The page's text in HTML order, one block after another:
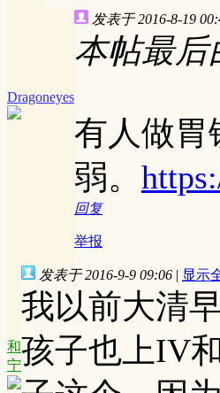
Dragoneyes
发表于 2016-8-19
本帖最后
有人做胃
弱。
回复
举报
和
宁
发表于 2016-9-9 09:06 | 显示
我以前大清
孩子也上IV